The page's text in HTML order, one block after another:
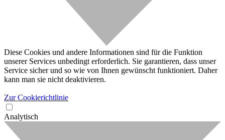
Diese Cookies und andere Informationen sind für die Funktion
unserer Services unbedingt erforderlich. Sie garantieren, dass unser
Service sicher und so wie von Ihnen gewünscht funktioniert. Daher
kann man sie nicht deaktivieren.
Zur Cookierichtlinie
Analytisch